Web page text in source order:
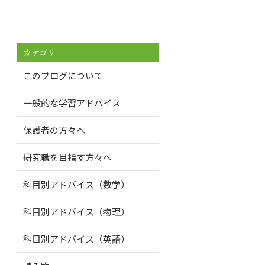
カテゴリ
このブログについて
一般的な学習アドバイス
保護者の方々へ
研究職を目指す方々へ
科目別アドバイス（数学）
科目別アドバイス（物理）
科目別アドバイス（英語）